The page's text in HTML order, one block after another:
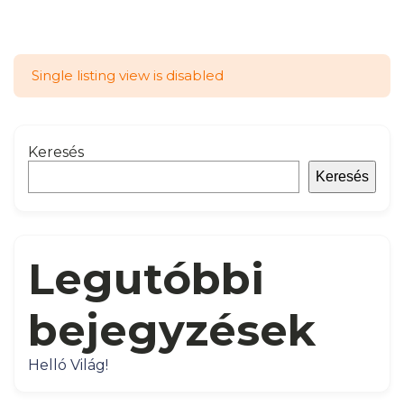
Single listing view is disabled
Keresés
Keresés
Legutóbbi
bejegyzések
Helló Világ!